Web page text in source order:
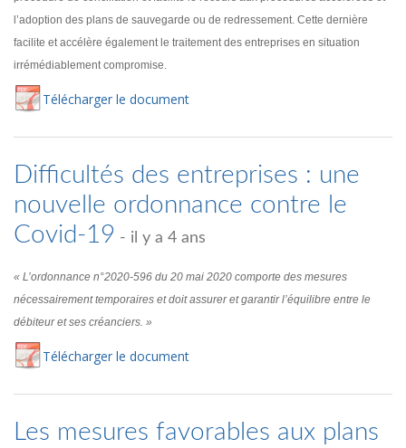
l’adoption des plans de sauvegarde ou de redressement. Cette dernière
facilite et accélère également le traitement des entreprises en situation
irrémédiablement compromise.
Télécharger le document
Difficultés des entreprises : une
nouvelle ordonnance contre le
Covid-19 - il y a 4 ans
« L’ordonnance n°2020-596 du 20 mai 2020 comporte des mesures
nécessairement temporaires et doit assurer et garantir l’équilibre entre le
débiteur et ses créanciers. »
Télécharger le document
Les mesures favorables aux plans